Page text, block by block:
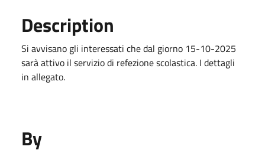
Description
Si avvisano gli interessati che dal giorno 15-10-2025
sarà attivo il servizio di refezione scolastica. I dettagli
in allegato.
By